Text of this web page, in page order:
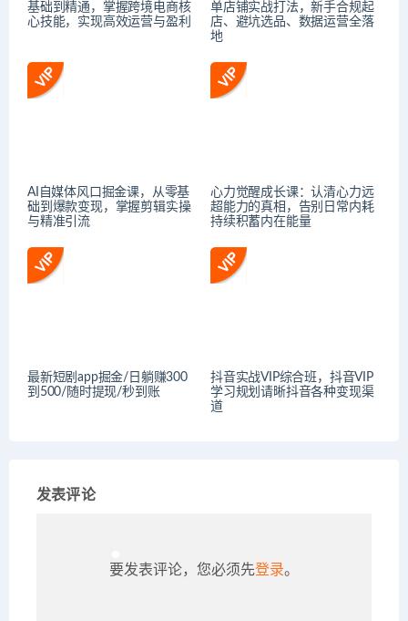
基础到精通，掌握跨境电商核
心技能，实现高效运营与盈利
单店铺实战打法，新手合规起
店、避坑选品、数据运营全落
地
AI自媒体风口掘金课，从零基
础到爆款变现，掌握剪辑实操
与精准引流
心力觉醒成长课：认清心力远
超能力的真相，告别日常内耗
持续积蓄内在能量
最新短剧app掘金/日躺赚300
到500/随时提现/秒到账
抖音实战VIP综合班，抖音VIP
学习规划请晰抖音各种变现渠
道
发表评论
要发表评论，您必须先登录。